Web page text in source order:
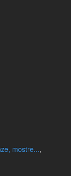
mostre...,